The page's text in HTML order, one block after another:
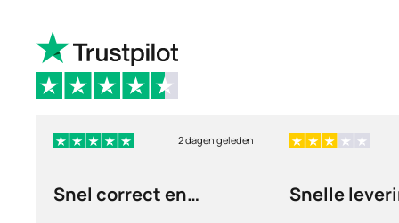
2 dagen geleden
Snel correct en
Snelle